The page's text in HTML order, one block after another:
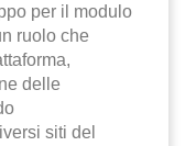
per il modulo
ruolo che
delle
siti del